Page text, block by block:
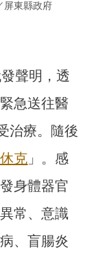
屏東縣政府
聲明，透
急送往醫
治療。隨後
克 」。感
身體器官
常、意識
、盲腸炎